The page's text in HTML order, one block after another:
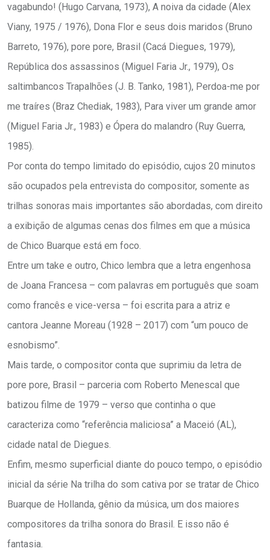
vagabundo! (Hugo Carvana, 1973), A noiva da cidade (Alex
Viany, 1975 / 1976), Dona Flor e seus dois maridos (Bruno
Barreto, 1976), pore pore, Brasil (Cacá Diegues, 1979),
República dos assassinos (Miguel Faria Jr., 1979), Os
saltimbancos Trapalhões (J. B. Tanko, 1981), Perdoa-me por
me traíres (Braz Chediak, 1983), Para viver um grande amor
(Miguel Faria Jr., 1983) e Ópera do malandro (Ruy Guerra,
1985).
Por conta do tempo limitado do episódio, cujos 20 minutos
são ocupados pela entrevista do compositor, somente as
trilhas sonoras mais importantes são abordadas, com direito
a exibição de algumas cenas dos filmes em que a música
de Chico Buarque está em foco.
Entre um take e outro, Chico lembra que a letra engenhosa
de Joana Francesa – com palavras em português que soam
como francês e vice-versa – foi escrita para a atriz e
cantora Jeanne Moreau (1928 – 2017) com “um pouco de
esnobismo”.
Mais tarde, o compositor conta que suprimiu da letra de
pore pore, Brasil – parceria com Roberto Menescal que
batizou filme de 1979 – verso que continha o que
caracteriza como “referência maliciosa” a Maceió (AL),
cidade natal de Diegues.
Enfim, mesmo superficial diante do pouco tempo, o episódio
inicial da série Na trilha do som cativa por se tratar de Chico
Buarque de Hollanda, gênio da música, um dos maiores
compositores da trilha sonora do Brasil. E isso não é
fantasia.